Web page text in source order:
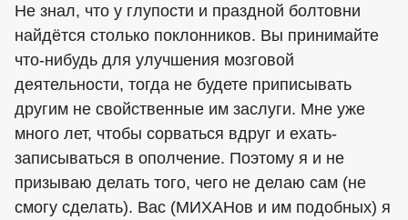
Не знал, что у глупости и праздной болтовни
найдётся столько поклонников. Вы принимайте
что-нибудь для улучшения мозговой
деятельности, тогда не будете приписывать
другим не свойственные им заслуги. Мне уже
много лет, чтобы сорваться вдруг и ехать-
записываться в ополчение. Поэтому я и не
призываю делать того, чего не делаю сам (не
смогу сделать). Вас (МИХАНов и им подобных) я